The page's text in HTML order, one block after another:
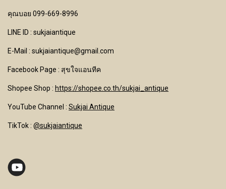
คุณบอย 099-669-8996
LINE ID : sukjaiantique
E-Mail : sukjaiantique@gmail.com
Facebook Page : สุขใจแอนทีค
Shopee Shop : https://shopee.co.th/sukjai_antique
YouTube Channel : Sukjai Antique
TikTok : @sukjaiantique